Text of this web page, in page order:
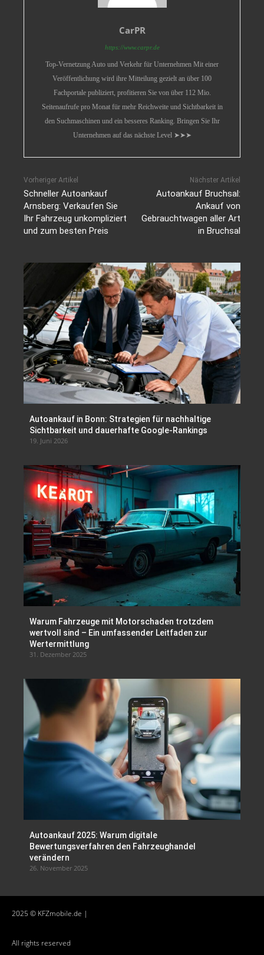
CarPR
https://www.carpr.de
Top-Vernetzung Auto und Verkehr für Unternehmen Mit einer
Veröffentlichung wird ihre Mitteilung gezielt an über 100
Fachportale publiziert, profitieren Sie von über 112 Mio.
Seitenaufrufe pro Monat für mehr Reichweite und Sichtbarkeit in
den Suchmaschinen und ein besseres Ranking. Bringen Sie Ihr
Unternehmen auf das nächste Level ➤➤➤
Vorheriger Artikel
Schneller Autoankauf
Arnsberg: Verkaufen Sie
Ihr Fahrzeug unkompliziert
und zum besten Preis
Nächster Artikel
Autoankauf Bruchsal:
Ankauf von
Gebrauchtwagen aller Art
in Bruchsal
Autoankauf in Bonn: Strategien für nachhaltige
Sichtbarkeit und dauerhafte Google-Rankings
19. Juni 2026
Warum Fahrzeuge mit Motorschaden trotzdem
wertvoll sind – Ein umfassender Leitfaden zur
Wertermittlung
31. Dezember 2025
Autoankauf 2025: Warum digitale
Bewertungsverfahren den Fahrzeughandel
verändern
26. November 2025
2025 © KFZmobile.de |
All rights reserved